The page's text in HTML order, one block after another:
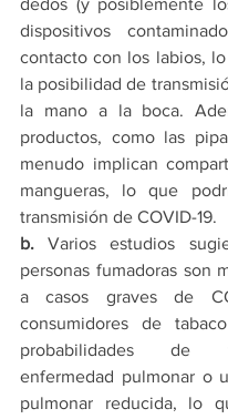
dedos (y posiblemente
dispositivos
contacto con los labios,
la posibilidad de
la mano a la boca.
productos, como las
menudo implican
mangueras, lo que
transmisión de COVID-19.
b. Varios estudios
personas fumadoras son
a casos graves de
consumidores de
probabilidades de
enfermedad pulmonar o
pulmonar reducida, lo